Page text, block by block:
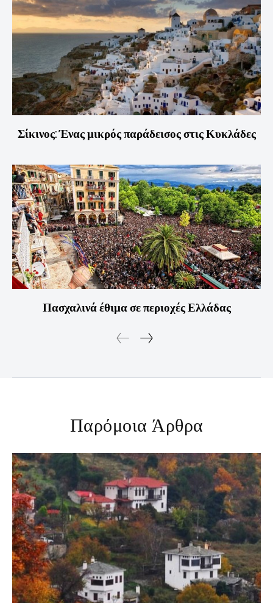
Σίκινος: Ένας μικρός παράδεισος στις Κυκλάδες
Πασχαλινά έθιμα σε περιοχές Ελλάδας
Παρόμοια Άρθρα